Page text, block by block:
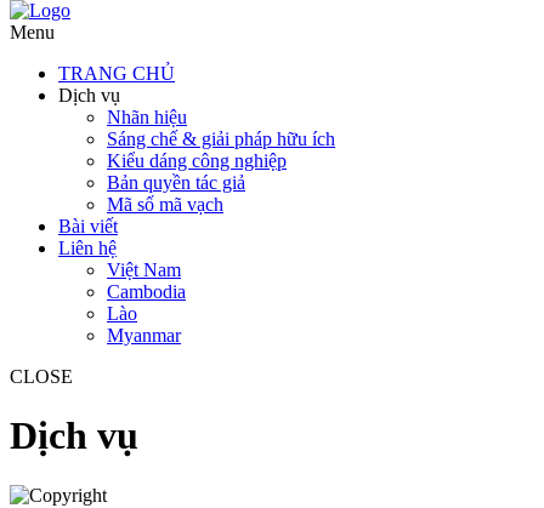
Menu
TRANG CHỦ
Dịch vụ
Nhãn hiệu
Sáng chế & giải pháp hữu ích
Kiểu dáng công nghiệp
Bản quyền tác giả
Mã số mã vạch
Bài viết
Liên hệ
Việt Nam
Cambodia
Lào
Myanmar
CLOSE
Dịch vụ